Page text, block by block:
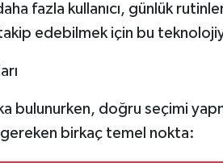
fazla kullanıcı, günlük
edebilmek için bu
bulunurken, doğru seçimi
gereken birkaç temel nokta: